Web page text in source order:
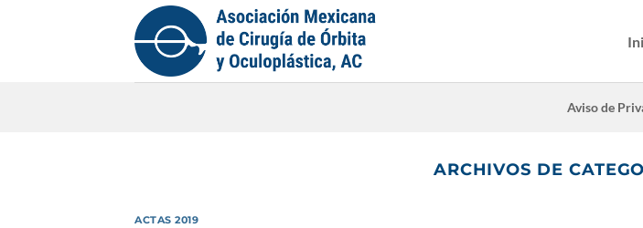
Aviso de
ARCHIVOS DE
ACTAS 2019